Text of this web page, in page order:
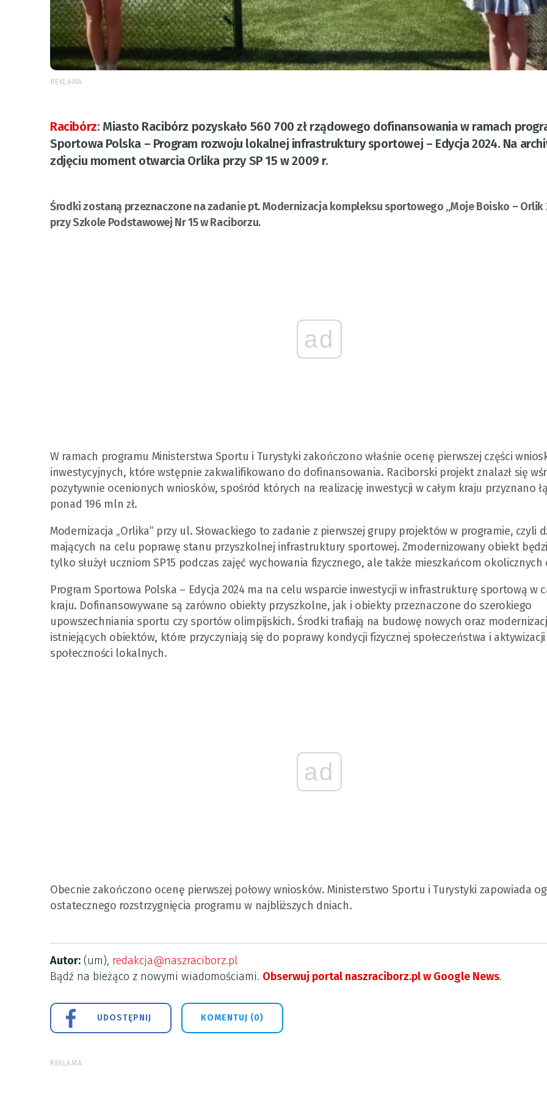
REKLAMA
Racibórz: Miasto Racibórz pozyskało 560 700 zł rządowego dofinansowania w ramach
Sportowa Polska – Program rozwoju lokalnej infrastruktury sportowej – Edycja 2024. Na
zdjęciu moment otwarcia Orlika przy SP 15 w 2009 r.
Środki zostaną przeznaczone na zadanie pt. Modernizacja kompleksu sportowego „Moje Boisko – Orlik
przy Szkole Podstawowej Nr 15 w Raciborzu.
ad
W ramach programu Ministerstwa Sportu i Turystyki zakończono właśnie ocenę pierwszej części
inwestycyjnych, które wstępnie zakwalifikowano do dofinansowania. Raciborski projekt znalazł się
pozytywnie ocenionych wniosków, spośród których na realizację inwestycji w całym kraju przyznano
ponad 196 mln zł.
Modernizacja „Orlika” przy ul. Słowackiego to zadanie z pierwszej grupy projektów w programie, czyli
mających na celu poprawę stanu przyszkolnej infrastruktury sportowej. Zmodernizowany obiekt
tylko służył uczniom SP15 podczas zajęć wychowania fizycznego, ale także mieszkańcom okolicznych
Program Sportowa Polska – Edycja 2024 ma na celu wsparcie inwestycji w infrastrukturę sportową w
kraju. Dofinansowywane są zarówno obiekty przyszkolne, jak i obiekty przeznaczone do szerokiego
upowszechniania sportu czy sportów olimpijskich. Środki trafiają na budowę nowych oraz
istniejących obiektów, które przyczyniają się do poprawy kondycji fizycznej społeczeństwa i aktywizacji
społeczności lokalnych.
ad
Obecnie zakończono ocenę pierwszej połowy wniosków. Ministerstwo Sportu i Turystyki zapowiada
ostatecznego rozstrzygnięcia programu w najbliższych dniach.
Autor: (um), redakcja@naszraciborz.pl
Bądź na bieżąco z nowymi wiadomościami. Obserwuj portal naszraciborz.pl w Google News.
UDOSTĘPNIJ KOMENTUJ (0)
REKLAMA